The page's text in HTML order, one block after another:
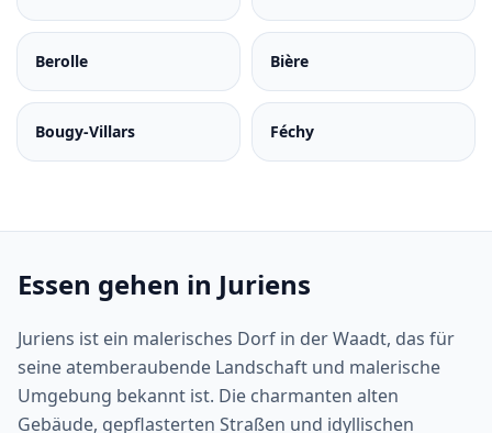
Berolle Bière
Bougy-Villars Féchy
Essen gehen in Juriens
Juriens ist ein malerisches Dorf in der Waadt, das für
seine atemberaubende Landschaft und malerische
Umgebung bekannt ist. Die charmanten alten
Gebäude, gepflasterten Straßen und idyllischen